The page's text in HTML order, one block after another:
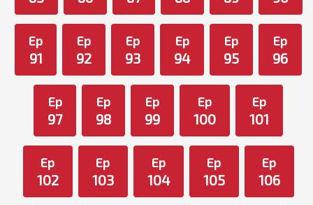
Ep
91
Ep
92
Ep
93
Ep
94
Ep
95
Ep
96
Ep
97
Ep
98
Ep
99
Ep
100
Ep
101
Ep
102
Ep
103
Ep
104
Ep
105
Ep
106